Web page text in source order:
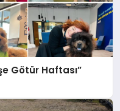
Götür Haftası”